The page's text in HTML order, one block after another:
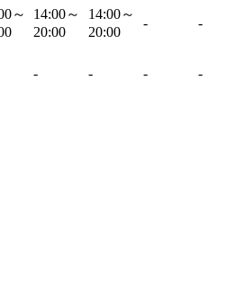
～
14:00～
20:00
14:00～
20:00
- -
- - - -